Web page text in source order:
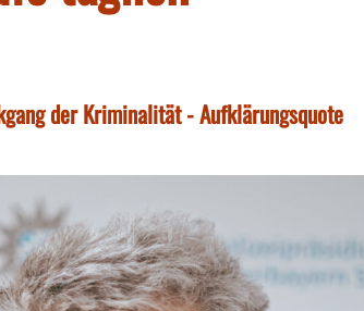
der Kriminalität - Aufklärungsquote